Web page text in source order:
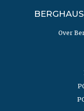
Over